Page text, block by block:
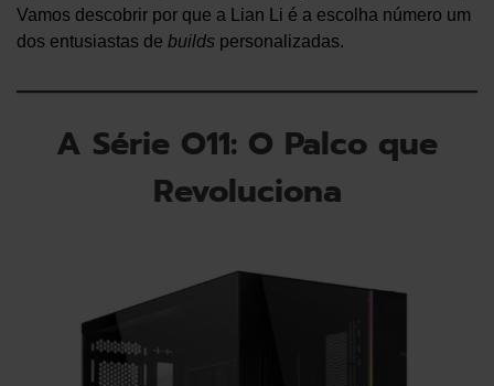
Vamos descobrir por que a Lian Li é a escolha número um
dos entusiastas de builds personalizadas.
A Série O11: O Palco que
Revoluciona